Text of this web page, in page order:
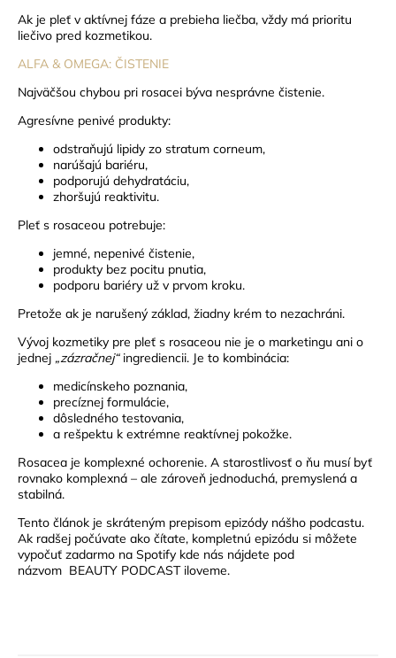
Ak je pleť v aktívnej fáze a prebieha liečba, vždy má prioritu
liečivo pred kozmetikou.
ALFA & OMEGA: ČISTENIE
Najväčšou chybou pri rosacei býva nesprávne čistenie.
Agresívne penivé produkty:
odstraňujú lipidy zo stratum corneum,
narúšajú bariéru,
podporujú dehydratáciu,
zhoršujú reaktivitu.
Pleť s rosaceou potrebuje:
jemné, nepenivé čistenie,
produkty bez pocitu pnutia,
podporu bariéry už v prvom kroku.
Pretože ak je narušený základ, žiadny krém to nezachráni.
Vývoj kozmetiky pre pleť s rosaceou nie je o marketingu ani o
jednej „zázračnej“ingrediencii. Je to kombinácia:
medicínskeho poznania,
precíznej formulácie,
dôsledného testovania,
a rešpektu k extrémne reaktívnej pokožke.
Rosacea je komplexné ochorenie. A starostlivosť o ňu musí byť
rovnako komplexná – ale zároveň jednoduchá, premyslená a
stabilná.
Tento článok je skráteným prepisom epizódy nášho podcastu.
Ak radšej počúvate ako čítate, kompletnú epizódu si môžete
vypočuť zadarmo na Spotify kde nás nájdete pod
názvom BEAUTY PODCAST iloveme.